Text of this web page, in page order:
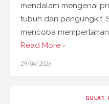
mendalam mengenai
tubuh dan pengungkit.
mencoba
Read More ›
Posted
29/06/2026
GULAT,